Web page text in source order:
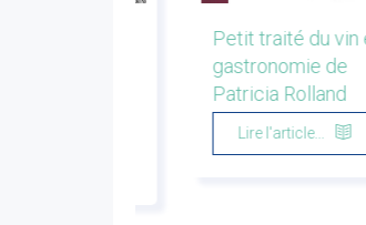
Petit traité du vin
gastronomie de
Patricia Rolland
Lire l'article...